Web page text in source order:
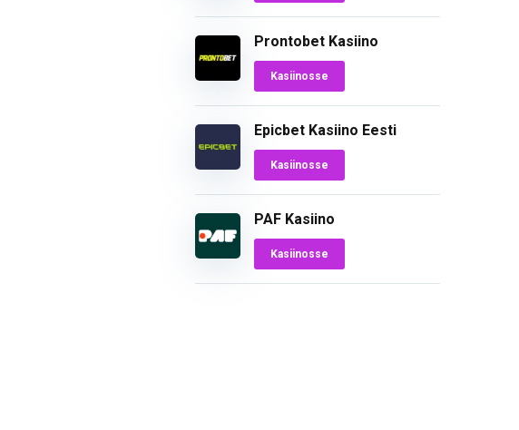
Prontobet Kasiino
Kasiinosse
Epicbet Kasiino Eesti
Kasiinosse
PAF Kasiino
Kasiinosse